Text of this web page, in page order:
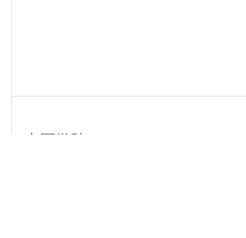
中医学院